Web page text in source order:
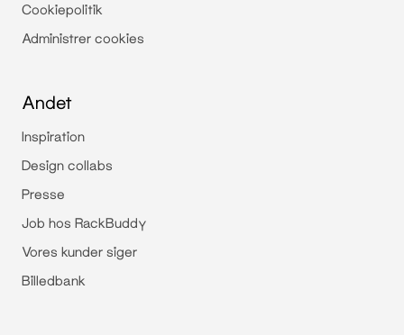
Cookiepolitik
Administrer cookies
Andet
Inspiration
Design collabs
Presse
Job hos RackBuddy
Vores kunder siger
Billedbank